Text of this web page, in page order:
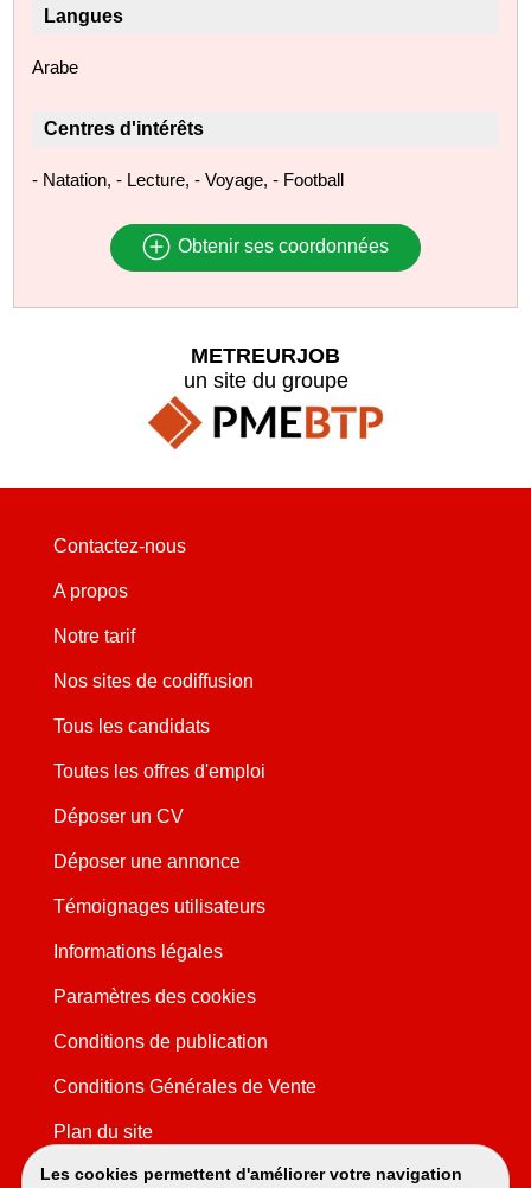
Langues
Arabe
Centres d'intérêts
- Natation, - Lecture, - Voyage, - Football
Obtenir ses coordonnées
Les cookies permettent d'améliorer votre navigation
METREURJOB
un site du groupe
Contactez-nous
A propos
Notre tarif
Nos sites de codiffusion
Tous les candidats
Toutes les offres d'emploi
Déposer un CV
Déposer une annonce
Témoignages utilisateurs
Informations légales
Paramètres des cookies
Conditions de publication
Conditions Générales de Vente
Plan du site